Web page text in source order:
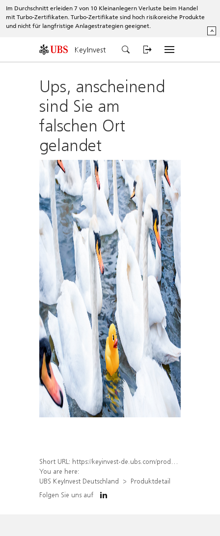
Im Durchschnitt erleiden 7 von 10 Kleinanlegern Verluste beim Handel
mit Turbo-Zertifikaten. Turbo-Zertifikate sind hoch risikoreiche Produkte
und nicht für langfristige Anlagestrategien geeignet.
^
KeyInvest
Ups, anscheinend
sind Sie am
falschen Ort
gelandet
Short URL: https://keyinvest-de.ubs.com/produkt/detail/index/isin/DE000WA7LCH4
You are here:
UBS KeyInvest Deutschland
Produktdetail
Folgen Sie uns auf